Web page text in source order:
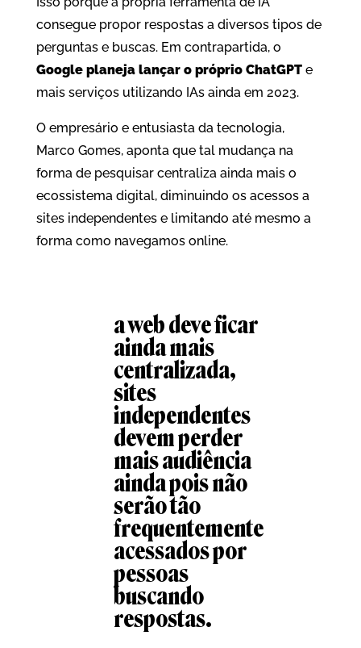
consegue propor respostas a diversos tipos de
perguntas e buscas. Em contrapartida, o
Google planeja lançar o próprio ChatGPTe
mais serviços utilizando IAs ainda em 2023.
O empresário e entusiasta da tecnologia,
Marco Gomes, aponta que tal mudança na
forma de pesquisar centraliza ainda mais o
ecossistema digital, diminuindo os acessos a
sites independentes e limitando até mesmo a
forma como navegamos online.
a web deve ficar
ainda mais
centralizada,
sites
independentes
devem perder
mais audiência
ainda pois não
serão tão
frequentemente
acessados por
pessoas
buscando
respostas.